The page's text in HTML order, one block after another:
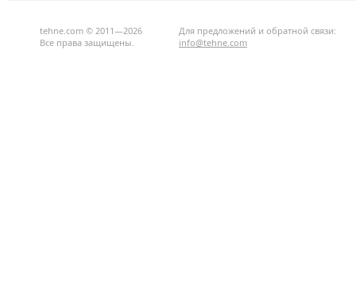
tehne.com © 2011—2026
Все права защищены.
Для предложений и обратной связи:
info@tehne.com